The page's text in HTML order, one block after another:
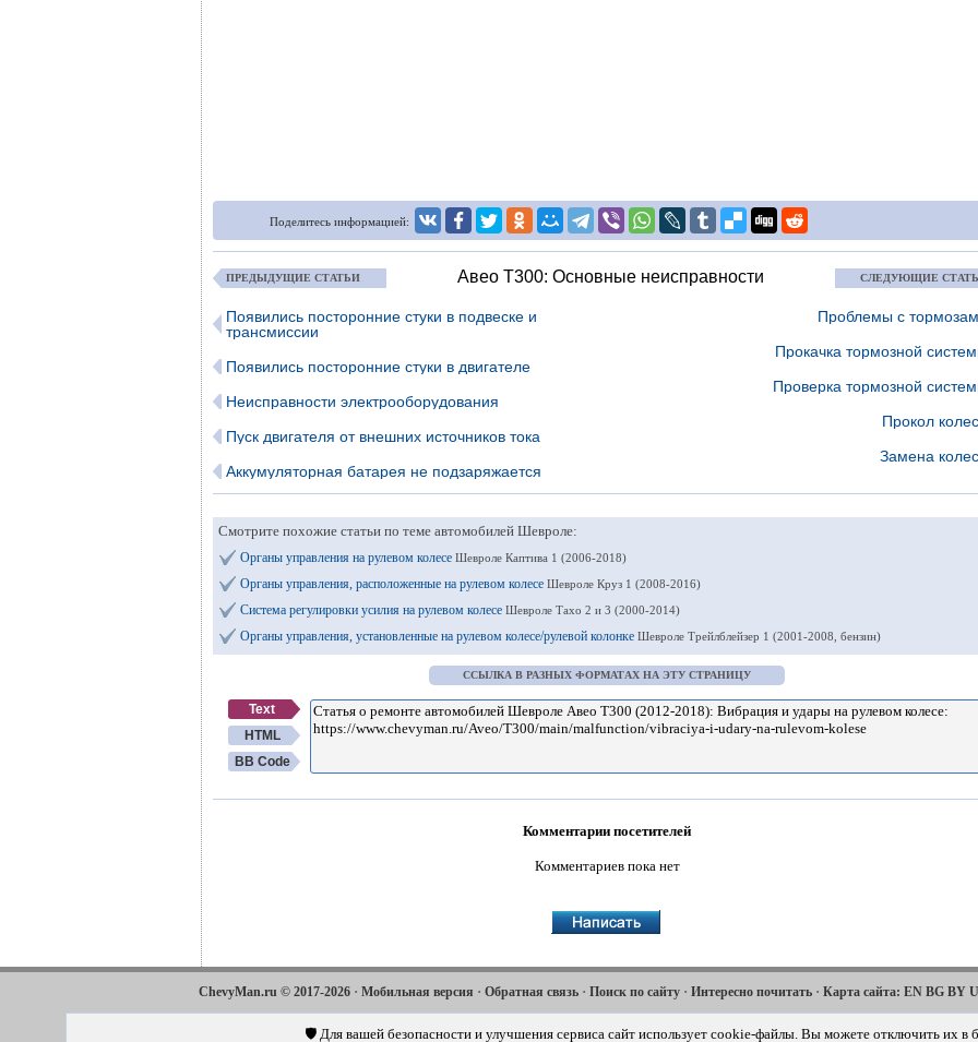
Поделитесь информацией:
ПРЕДЫДУЩИЕ СТАТЬИ Авео Т300: Основные неисправности СЛЕДУЮЩИЕ
Появились посторонние стуки в подвеске и
трансмиссии
Появились посторонние стуки в двигателе
Неисправности электрооборудования
Пуск двигателя от внешних источников тока
Аккумуляторная батарея не подзаряжается
Проблемы с
Прокачка тормозной
Проверка тормозной
Прокол
Замена
Смотрите похожие статьи по теме автомобилей Шевроле:
Органы управления на рулевом колесе Шевроле Каптива 1 (2006-2018)
Органы управления, расположенные на рулевом колесе Шевроле Круз 1 (2008-2016)
Система регулировки усилия на рулевом колесе Шевроле Тахо 2 и 3 (2000-2014)
Органы управления, установленные на рулевом колесе/рулевой колонке Шевроле Трейлблейзер 1 (2001-2008, бензин)
ССЫЛКА В РАЗНЫХ ФОРМАТАХ НА ЭТУ СТРАНИЦУ
Text
HTML
BB Code
Комментарии посетителей
Комментариев пока нет
ChevyMan.ru © 2017-2026 · Мобильная версия · Обратная связь · Поиск по сайту · Интересно почитать · Карта сайта: EN BG BY
Aveo2006-2011 · Cruze Lacetti 2002-2009 · 2002-
🛡️ Для вашей безопасности и улучшения сервиса сайт использует cookie-файлы. Вы можете отключить их в